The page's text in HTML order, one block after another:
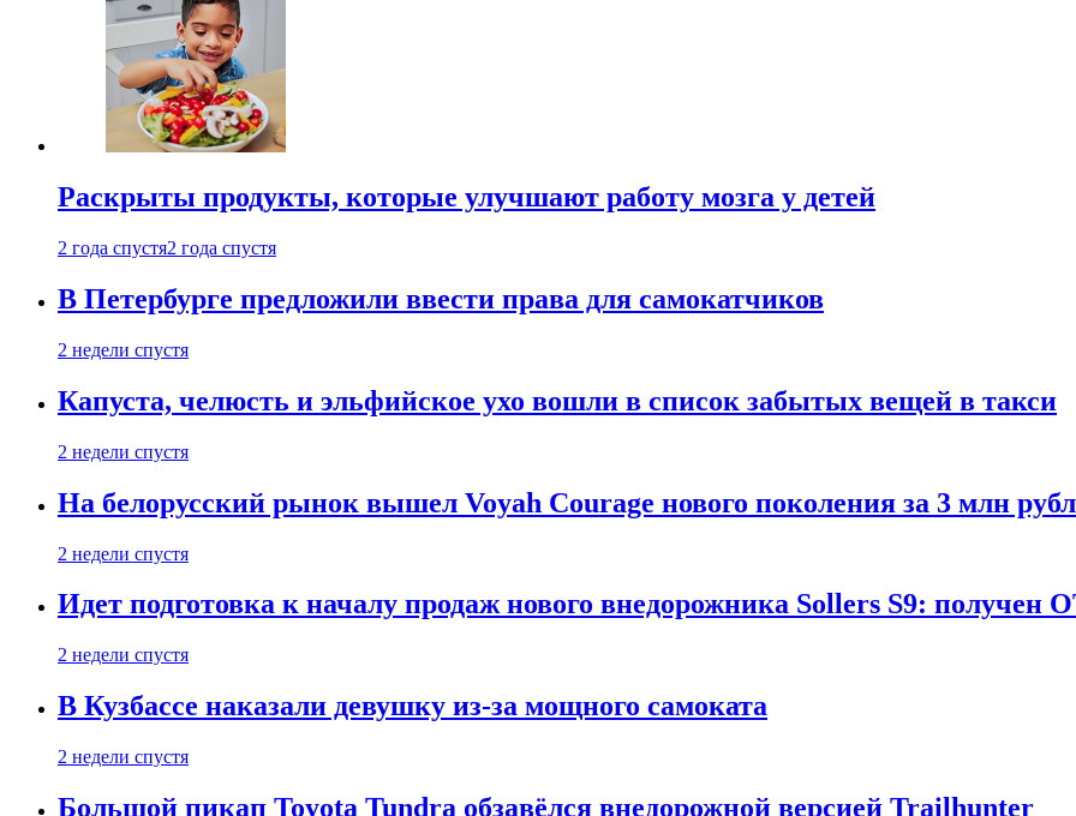
Раскрыты продукты, которые улучшают работу мозга у детей
2 года спустя2 года спустя
В Петербурге предложили ввести права для самокатчиков
2 недели спустя
Капуста, челюсть и эльфийское ухо вошли в список забытых вещей в такси
2 недели спустя
На белорусский рынок вышел Voyah Courage нового поколения за 3 млн
2 недели спустя
Идет подготовка к началу продаж нового внедорожника Sollers S9: получен
2 недели спустя
В Кузбассе наказали девушку из-за мощного самоката
2 недели спустя
Большой пикап Toyota Tundra обзавёлся внедорожной версией Trailhunter